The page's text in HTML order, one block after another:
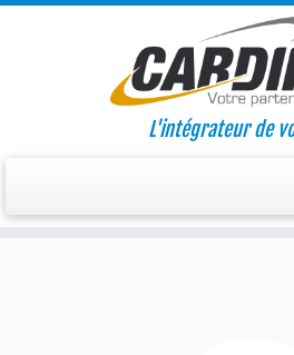
L'intégrateur de